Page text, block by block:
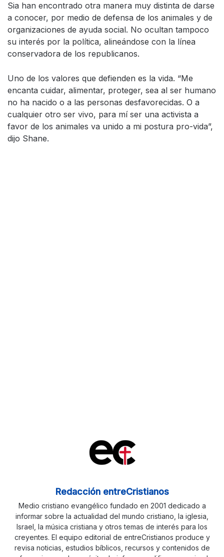
Sia han encontrado otra manera muy distinta de darse
a conocer, por medio de defensa de los animales y de
organizaciones de ayuda social. No ocultan tampoco
su interés por la política, alineándose con la línea
conservadora de los republicanos.
Uno de los valores que defienden es la vida. “Me
encanta cuidar, alimentar, proteger, sea al ser humano
no ha nacido o a las personas desfavorecidas. O a
cualquier otro ser vivo, para mí ser una activista a
favor de los animales va unido a mi postura pro-vida”,
dijo Shane.
Redacción entreCristianos
Medio cristiano evangélico fundado en 2001 dedicado a
informar sobre la actualidad del mundo cristiano, la iglesia,
Israel, la música cristiana y otros temas de interés para los
creyentes. El equipo editorial de entreCristianos produce y
revisa noticias, estudios bíblicos, recursos y contenidos de